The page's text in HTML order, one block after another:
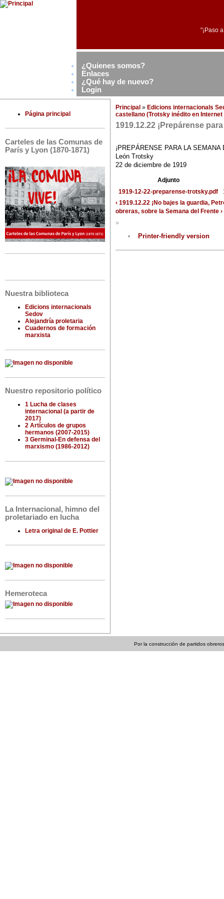
"¡Paso
¿Quienes somos?
Enlaces
¿Qué hay de nuevo?
Login
Página principal
Carteles de las Comunas de
París y Lyon (1870-1871)
Nuestra biblioteca
Edicions internacionals
Sedov
Alejandría proletaria
Cuadernos de formación
marxista
Nuestro repositorio político
1 Lucha de clases
internacional (a partir de
2017)
2 Artículos de grupos
hermanos (2007-2015)
3 Germinal-En defensa del
marxismo (1986-2012)
La Internacional, himno del
proletariado en lucha
Letra original de E. Pottier
Hemeroteca
Principal » Edicions internacionals
castellano (Trotsky inédito en
1919.12.22 ¡Prepárense
¡PREPÁRENSE PARA LA SEMANA
León Trotsky
22 de diciembre de 1919
Adjunto
1919-12-22-preparense-trotsky.pdf
‹ 1919.12.22 ¡No bajes la guardia,
obreras, sobre la Semana del Frente ›
»
Printer-friendly version
Por la construcción de partidos